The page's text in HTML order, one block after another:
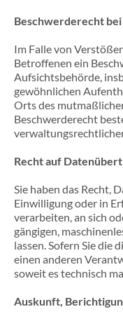
Beschwerde­recht
Im Falle von
Betroffenen ein
Aufsichtsbehörde,
gewöhnlichen
Orts des
Beschwerderecht
Recht auf
Sie haben das Recht,
Einwilligung oder in
verarbeiten, an sich
gängigen,
lassen. Sofern Sie die
einen anderen
soweit es technisch
Auskunft,